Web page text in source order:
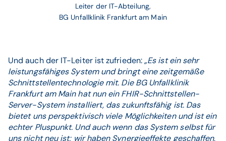
Leiter der IT-Abteilung,
BG Unfallklinik Frankfurt am Main
Und auch der IT-Leiter ist zufrieden:„Es ist ein sehr
leistungsfähiges System und bringt eine zeitgemäße
Schnittstellentechnologie mit. Die BG Unfallklinik
Frankfurt am Main hat nun ein FHIR-Schnittstellen-
Server-System installiert, das zukunftsfähig ist. Das
bietet uns perspektivisch viele Möglichkeiten und ist ein
echter Pluspunkt. Und auch wenn das System selbst für
uns nicht neu ist; wir haben Synergieeffekte geschaffen,